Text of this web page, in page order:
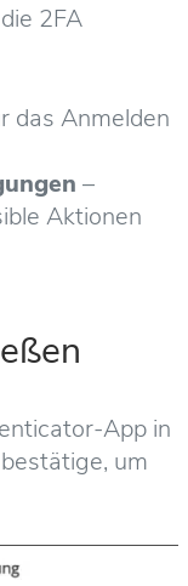
2FA
das Anmelden
–
Aktionen
App in
um